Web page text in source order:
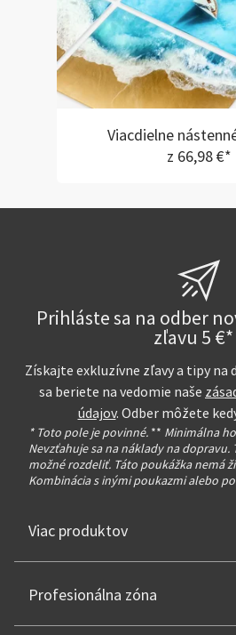
Viacdielne
z 66,98 €*
Prihláste sa na odber
zľavu 5
Získajte exkluzívne zľavy a tipy na
sa beriete na vedomie naše
údajov. Odber môžete
* Toto pole je povinné. ** Minimálna
Nevzťahuje sa na náklady na dopravu.
možné rozdeliť. Táto poukážka nemá
Kombinácia s inými poukazmi alebo
Viac produktov
Profesionálna zóna